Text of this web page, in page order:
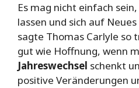
Es mag nicht einfach
lassen und sich auf
sagte Thomas Carlyle so
gut wie Hoffnung, wenn
Jahreswechsel schenkt
positive Veränderungen